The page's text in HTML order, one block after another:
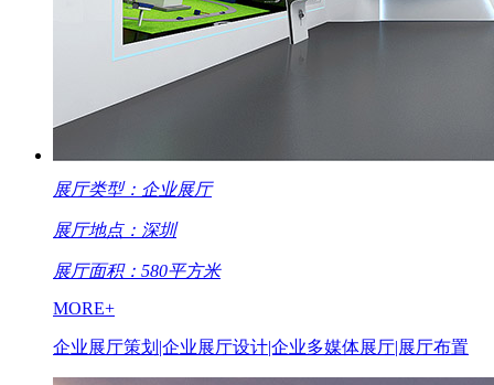
展厅类型：企业展厅
展厅地点：深圳
展厅面积：580平方米
MORE+
企业展厅策划|企业展厅设计|企业多媒体展厅|展厅布置